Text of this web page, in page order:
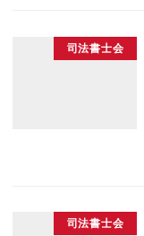
司法書士会
司法書士会